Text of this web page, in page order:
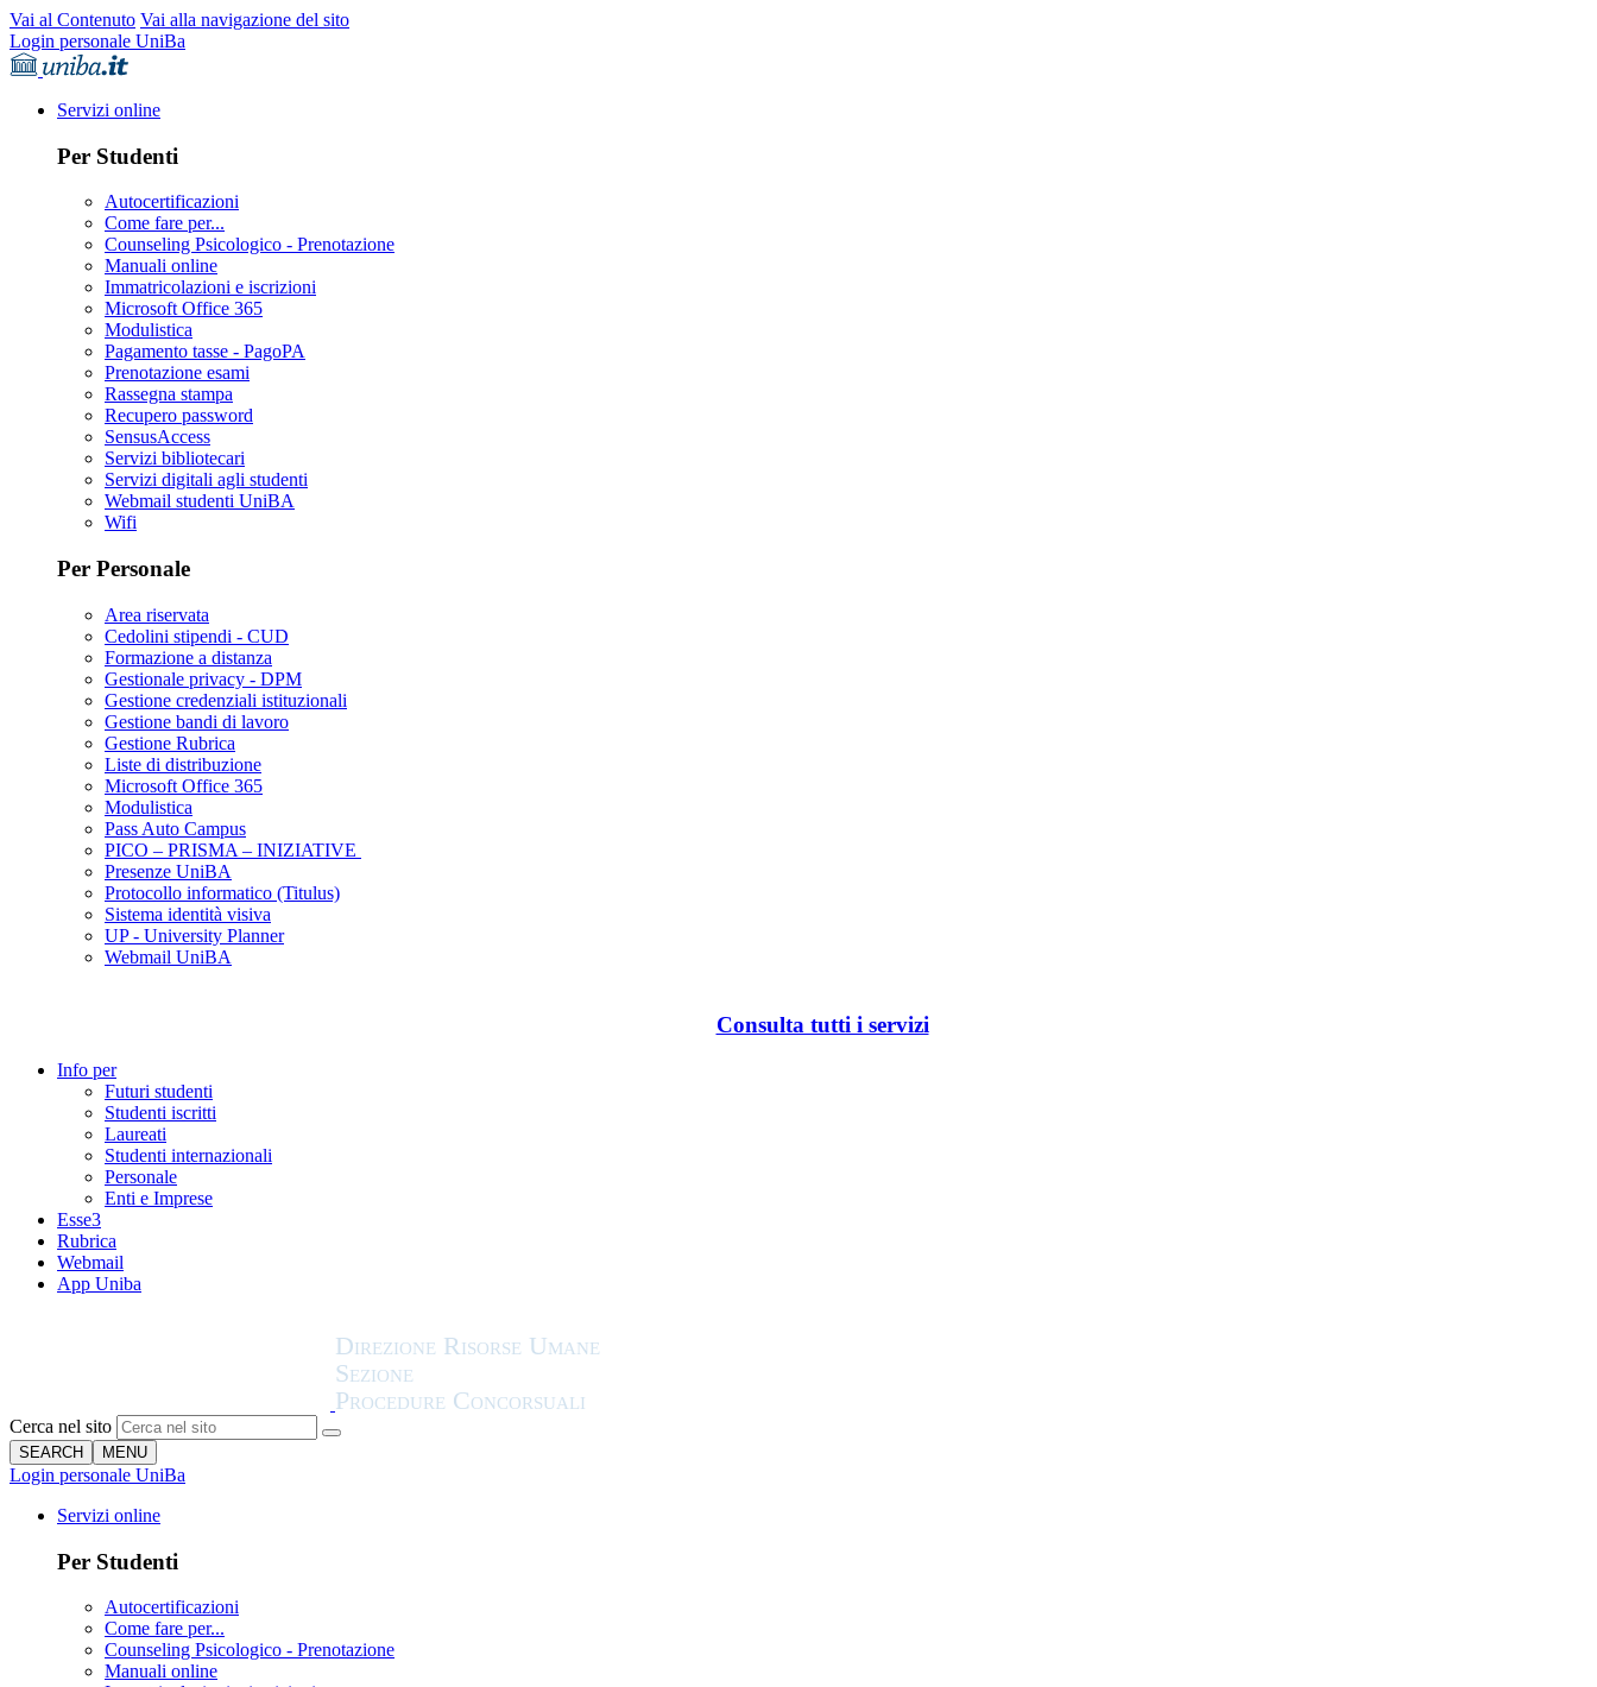
Vai al Contenuto Vai alla navigazione del sito
Login personale UniBa
Servizi online
Per Studenti
Autocertificazioni
Come fare per...
Counseling Psicologico - Prenotazione
Manuali online
Immatricolazioni e iscrizioni
Microsoft Office 365
Modulistica
Pagamento tasse - PagoPA
Prenotazione esami
Rassegna stampa
Recupero password
SensusAccess
Servizi bibliotecari
Servizi digitali agli studenti
Webmail studenti UniBA
Wifi
Per Personale
Area riservata
Cedolini stipendi - CUD
Formazione a distanza
Gestionale privacy - DPM
Gestione credenziali istituzionali
Gestione bandi di lavoro
Gestione Rubrica
Liste di distribuzione
Microsoft Office 365
Modulistica
Pass Auto Campus
PICO – PRISMA – INIZIATIVE
Presenze UniBA
Protocollo informatico (Titulus)
Sistema identità visiva
UP - University Planner
Webmail UniBA
Consulta tutti i servizi
Info per
Futuri studenti
Studenti iscritti
Laureati
Studenti internazionali
Personale
Enti e Imprese
Esse3
Rubrica
Webmail
App Uniba
Cerca nel sito
SEARCH MENU
Login personale UniBa
Servizi online
Per Studenti
Autocertificazioni
Come fare per...
Counseling Psicologico - Prenotazione
Manuali online